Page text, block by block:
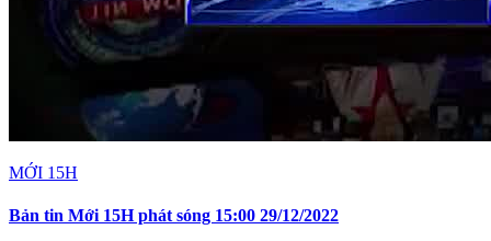
MỚI 15H
Bản tin Mới 15H phát sóng 15:00 29/12/2022